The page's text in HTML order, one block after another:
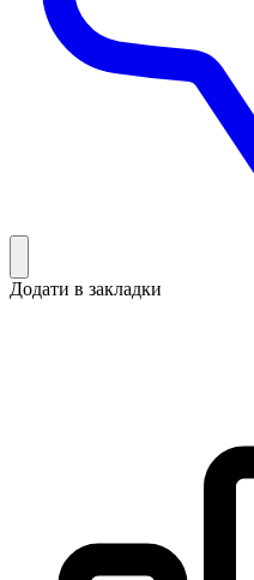
Додати в закладки